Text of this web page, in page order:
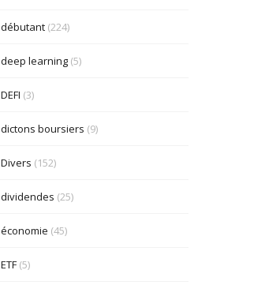
débutant(224)
deep learning(5)
DEFI (3)
dictons boursiers (9)
Divers (152)
dividendes (25)
économie (45)
ETF(5)